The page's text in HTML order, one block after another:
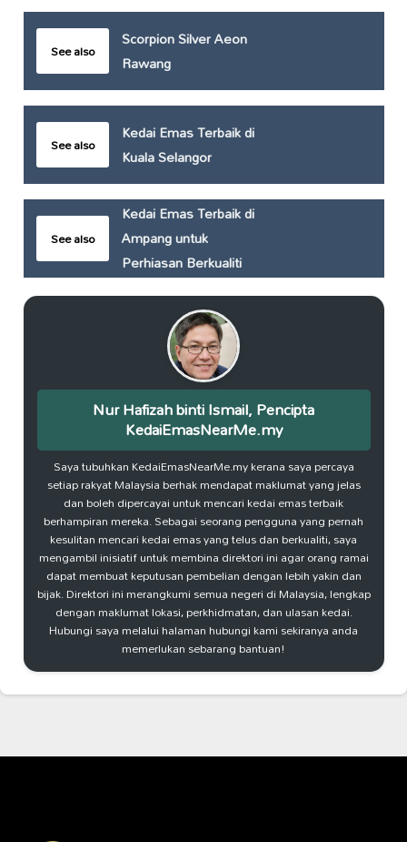
See also
Scorpion Silver Aeon
Rawang
See also
Kedai Emas Terbaik di
Kuala Selangor
See also
Kedai Emas Terbaik di
Ampang untuk
Perhiasan Berkualiti
Nur Hafizah binti Ismail, Pencipta
KedaiEmasNearMe.my
Saya tubuhkan KedaiEmasNearMe.my kerana saya percaya
setiap rakyat Malaysia berhak mendapat maklumat yang jelas
dan boleh dipercayai untuk mencari kedai emas terbaik
berhampiran mereka. Sebagai seorang pengguna yang pernah
kesulitan mencari kedai emas yang telus dan berkualiti, saya
mengambil inisiatif untuk membina direktori ini agar orang ramai
dapat membuat keputusan pembelian dengan lebih yakin dan
bijak. Direktori ini merangkumi semua negeri di Malaysia, lengkap
dengan maklumat lokasi, perkhidmatan, dan ulasan kedai.
Hubungi saya melalui halaman hubungi kami sekiranya anda
memerlukan sebarang bantuan!